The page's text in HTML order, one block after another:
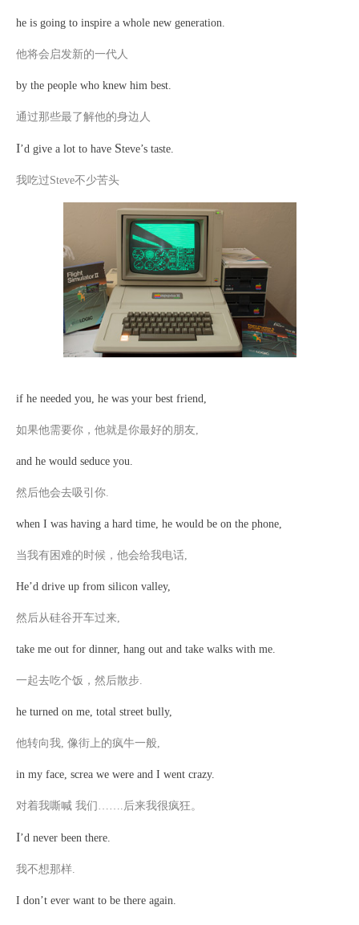
he is going to inspire a whole new generation.
他将会启发新的一代人
by the people who knew him best.
通过那些最了解他的身边人
I’d give a lot to have Steve’s taste.
我吃过Steve不少苦头
if he needed you, he was your best friend,
如果他需要你，他就是你最好的朋友,
and he would seduce you.
然后他会去吸引你.
when I was having a hard time, he would be on the phone,
当我有困难的时候，他会给我电话,
He’d drive up from silicon valley,
然后从硅谷开车过来,
take me out for dinner, hang out and take walks with me.
一起去吃个饭，然后散步.
he turned on me, total street bully,
他转向我, 像街上的疯牛一般,
in my face, screa we were and I went crazy.
对着我嘶喊 我们 …….后来我很疯狂。
I’d never been there.
我不想那样.
I don’t ever want to be there again.